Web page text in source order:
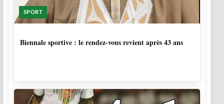
SPORT
Biennale sportive : le rendez-vous revient après 43 ans